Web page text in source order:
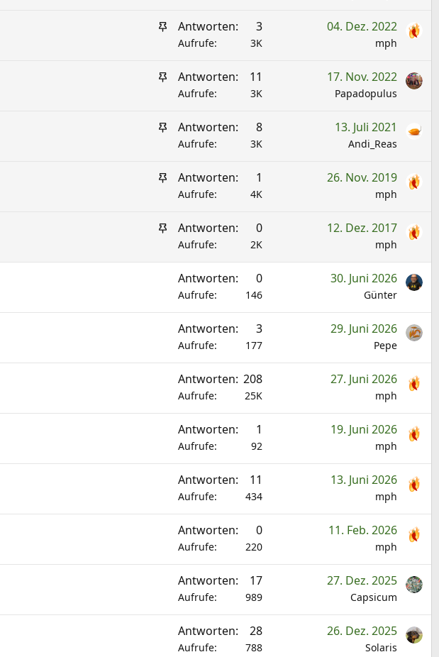
ne
n
A
e
n
Antworten 3
Aufrufe 3K
04. Dez. 2022
mph
A
e
n
Antworten 11
Aufrufe 3K
17. Nov. 2022
Papadopulus
A
e
n
Antworten 8
Aufrufe 3K
13. Juli 2021
Andi_Reas
A
e
i
Antworten 1
Aufrufe 4K
26. Nov. 2019
mph
A
g
i
Antworten 0
Aufrufe 2K
12. Dez. 2017
mph
Antworten 0
Aufrufe 146
30. Juni 2026
Günter
Antworten 3
Aufrufe 177
29. Juni 2026
Pepe
Antworten 208
Aufrufe 25K
27. Juni 2026
mph
Antworten 1
Aufrufe 92
19. Juni 2026
mph
Antworten 11
Aufrufe 434
13. Juni 2026
mph
Antworten 0
Aufrufe 220
11. Feb. 2026
mph
Antworten 17
Aufrufe 989
27. Dez. 2025
Capsicum
Antworten 28
Aufrufe 788
26. Dez. 2025
Solaris